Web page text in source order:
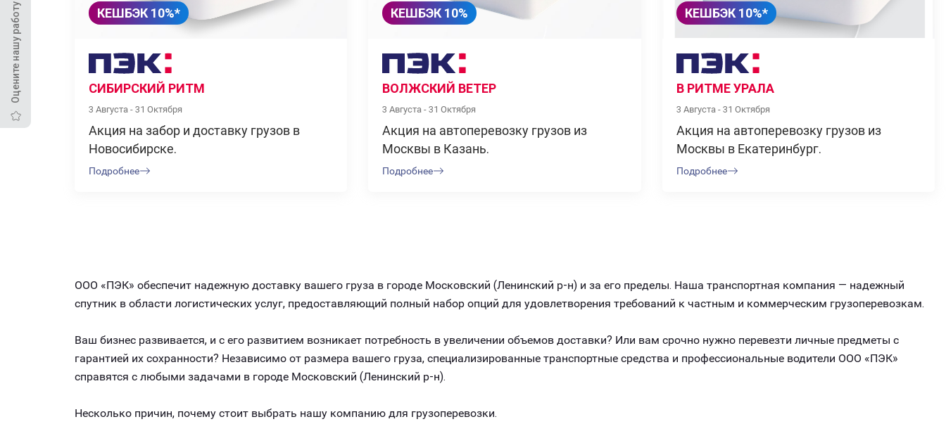
Оцените нашу работу КЕШБЭК 10%*
СИБИРСКИЙ РИТМ
3 Августа - 31 Октября
Акция на забор и доставку грузов в
Новосибирске.
Подробнее
КЕШБЭК 10%
ВОЛЖСКИЙ ВЕТЕР
3 Августа - 31 Октября
Акция на автоперевозку грузов из
Москвы в Казань.
Подробнее
КЕШБЭК 10%*
В РИТМЕ УРАЛА
3 Августа - 31 Октября
Акция на автоперевозку грузов из
Москвы в Екатеринбург.
Подробнее
ООО «ПЭК» обеспечит надежную доставку вашего груза в городе Московский (Ленинский р-н) и за его пределы. Наша транспортная компания — надежный
спутник в области логистических услуг, предоставляющий полный набор опций для удовлетворения требований к частным и коммерческим грузоперевозкам.
Ваш бизнес развивается, и с его развитием возникает потребность в увеличении объемов доставки? Или вам срочно нужно перевезти личные предметы с
гарантией их сохранности? Независимо от размера вашего груза, специализированные транспортные средства и профессиональные водители ООО «ПЭК»
справятся с любыми задачами в городе Московский (Ленинский р-н).
Несколько причин, почему стоит выбрать нашу компанию для грузоперевозки.